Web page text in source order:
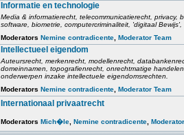
Informatie en technologie
Media & informatierecht, telecommunicatierecht,
software, biometrie, computercriminaliteit, 'digitaal
Moderators Nemine contradicente Moderator Team
Intellectueel eigendom
Auteursrecht, merkenrecht, modellenrecht,
domeinnamen, topografienrecht, onrechtmatige
onderwerpen inzake intellectuele eigendomsrechten.
Moderators Nemine contradicente Moderator Team
Internationaal privaatrecht
Moderators Mich�le Nemine contradicente